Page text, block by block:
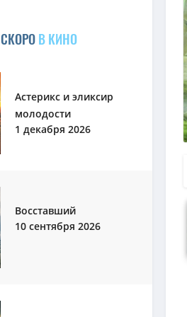
СКОРОВ КИНО
Астерикс и эликсир
молодости
1 декабря 2026
Восставший
10 сентября 2026